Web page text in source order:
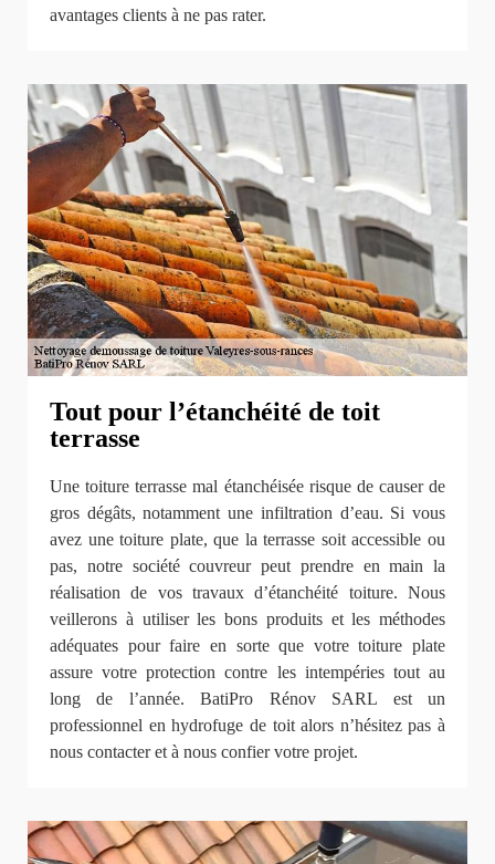
avantages clients à ne pas rater.
Tout pour l’étanchéité de toit
terrasse
Une toiture terrasse mal étanchéisée risque de causer de
gros dégâts, notamment une infiltration d’eau. Si vous
avez une toiture plate, que la terrasse soit accessible ou
pas, notre société couvreur peut prendre en main la
réalisation de vos travaux d’étanchéité toiture. Nous
veillerons à utiliser les bons produits et les méthodes
adéquates pour faire en sorte que votre toiture plate
assure votre protection contre les intempéries tout au
long de l’année. BatiPro Rénov SARL est un
professionnel en hydrofuge de toit alors n’hésitez pas à
nous contacter et à nous confier votre projet.